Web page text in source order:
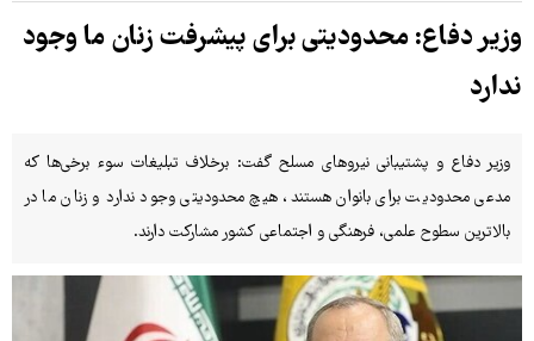
وزیر دفاع: محدودیتی برای پیشرفت زنان ما وجود
ندارد
وزیر دفاع و پشتیبانی نیروهای مسلح گفت: برخلاف تبلیغات سوء برخی‌ها که
مدعی محدودیت برای بانوان هستند، هیچ محدودیتی وجود ندارد و زنان ما در
بالاترین سطوح علمی، فرهنگی و اجتماعی کشور مشارکت دارند.